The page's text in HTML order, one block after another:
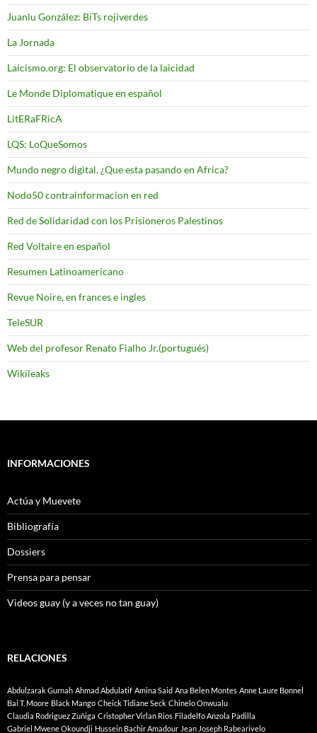
Juanlu González: BiTs rojiverdes
La Jornada
Laicismo.org: El observatorio de la laicidad
Le Monde Diplomatique en español
LitERaFRicA
LQS: LoQueSomos
Mundo negro digital. ¿Que esta pasando en Africa?
Nodo50 contrainformacion en red
Red de Solidaridad con los Prisioneros Palestinos
Red Voltaire en español
Resumen Latinoamericano
Revue Noire, en frances e ingles
TeleSUR
Web del profesor Renato Fialho Jr.(portugués)
Wikileaks
INFORMACIONES
Actúa y Muevete
Bibliografía
Dossiers
Prensa para pensar
Videos guay (y a veces no tan guay)
RELACIONES
Abdulzarak Gurnah Ahmad Abdulatif Amina Said Ana Belen Montes Anne Laure Bonnel
Bai T. Moore Black Mango Cheick Tidiane Seck Chinelo Onwualu
Claudia Rodriguez Zuñiga Cristopher Virlan Rios Filadelfo Anzola Padilla
Gabriel Mwene Okoundji Hussein Bachir Amadour Jean Joseph Rabearivelo